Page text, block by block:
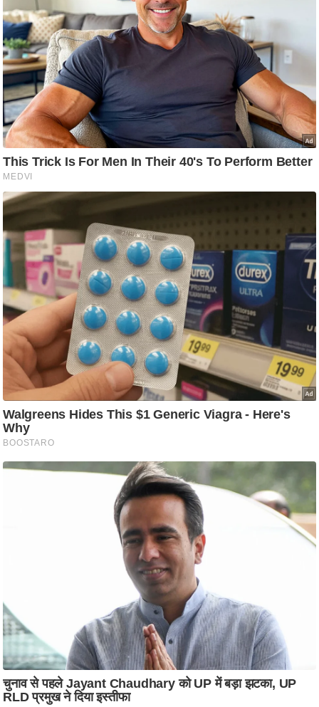
भ
ए
म
.
आ
र
.
आ
ई
.
चा
प
र
मी
क्षा
ध
ज्यो
ति
ष
प्र
म
व्र
त
त्यो
हा
र